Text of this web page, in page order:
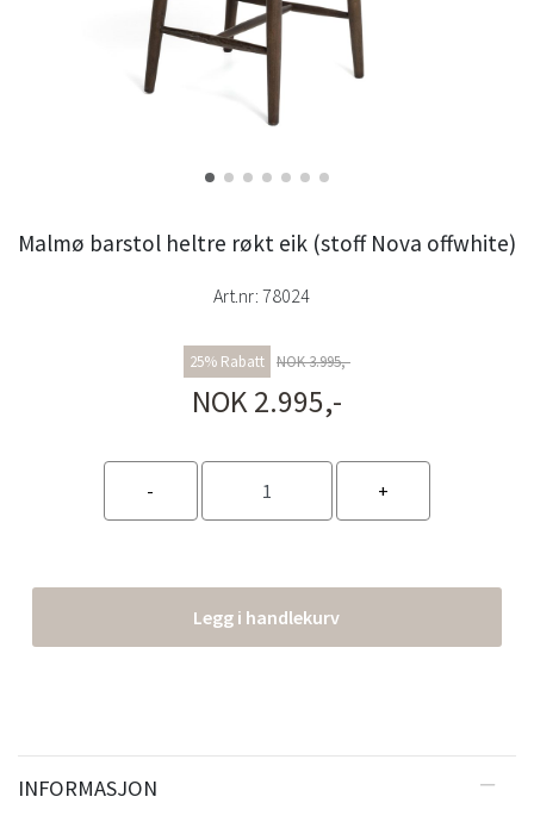
Malmø barstol heltre røkt eik (stoff Nova offwhite)
Art.nr: 78024
25% Rabatt NOK 3.995,-
NOK 2.995,-
Legg i handlekurv
INFORMASJON